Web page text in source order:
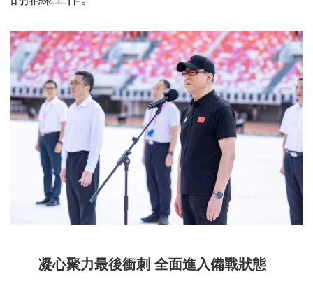
凝心聚力最後衝刺 全面進入備戰狀態